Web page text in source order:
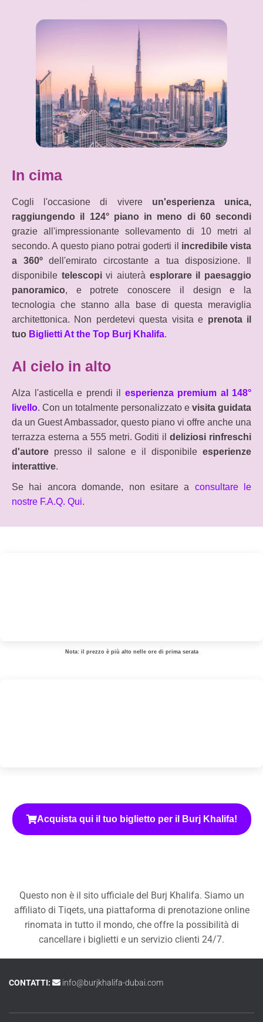
In cima
Cogli l'occasione di vivere un'esperienza unica,
raggiungendo il 124° piano in meno di 60 secondi
grazie all'impressionante sollevamento di 10 metri al
secondo. A questo piano potrai goderti il incredibile vista
a 360ºdell'emirato circostante a tua disposizione. Il
disponibile telescopivi aiuterà esplorare il paesaggio
panoramico, e potrete conoscere il design e la
tecnologia che stanno alla base di questa meraviglia
architettonica. Non perdetevi questa visita e prenota il
tuo Biglietti At the Top Burj Khalifa.
Al cielo in alto
Alza l'asticella e prendi il esperienza premium al 148°
livello. Con un totalmente personalizzato e visita guidata
da un Guest Ambassador, questo piano vi offre anche una
terrazza esterna a 555 metri. Goditi ildeliziosi rinfreschi
d'autore presso il salone e il disponibile esperienze
interattive.
Se hai ancora domande, non esitare a consultare le
nostre F.A.Q. Qui.
Nota: il prezzo è più alto nelle ore di prima serata
Acquista qui il tuo biglietto per il Burj Khalifa!
Questo non è il sito ufficiale del Burj Khalifa. Siamo un
affiliato di Tiqets, una piattaforma di prenotazione online
rinomata in tutto il mondo, che offre la possibilità di
cancellare i biglietti e un servizio clienti 24/7.
CONTATTI: info@burjkhalifa-dubai.com